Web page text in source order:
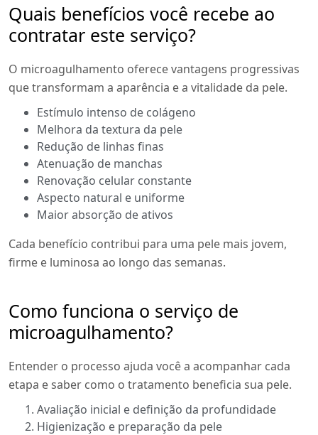
Quais benefícios você recebe ao
contratar este serviço?
O microagulhamento oferece vantagens progressivas
que transformam a aparência e a vitalidade da pele.
Estímulo intenso de colágeno
Melhora da textura da pele
Redução de linhas finas
Atenuação de manchas
Renovação celular constante
Aspecto natural e uniforme
Maior absorção de ativos
Cada benefício contribui para uma pele mais jovem,
firme e luminosa ao longo das semanas.
Como funciona o serviço de
microagulhamento?
Entender o processo ajuda você a acompanhar cada
etapa e saber como o tratamento beneficia sua pele.
Avaliação inicial e definição da profundidade
Higienização e preparação da pele